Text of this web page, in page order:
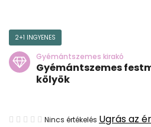
2+1 INGYENES
Gyémántszemes kirakó
Gyémántszemes
kölyök
A
Nincs értékelés Ugrás az